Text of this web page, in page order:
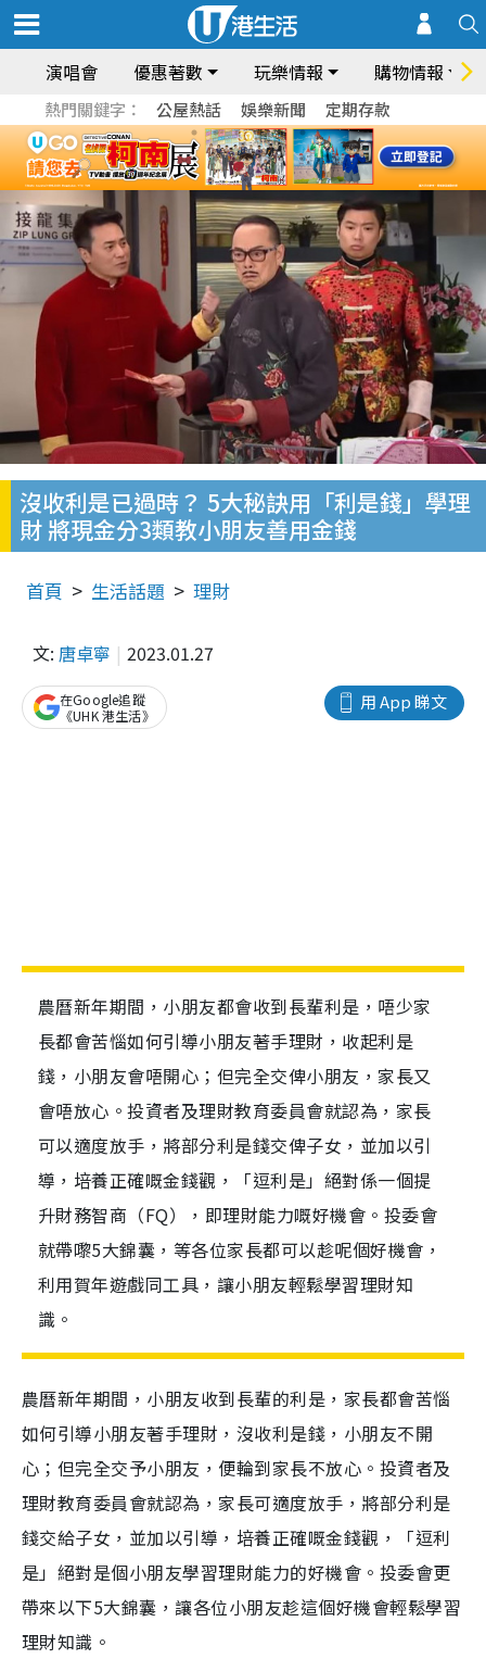
演唱會 優惠著數 玩樂情報 購物情報
熱門關鍵字： 公屋熱話 娛樂新聞 定期存款
沒收利是已過時？ 5大秘訣用「利是錢」學理
財 將現金分3類教小朋友善用金錢
首頁 生活話題 理財
文: 唐卓寧 2023.01.27
用 App 睇文
在Google追蹤
《UHK 港生活》
農曆新年期間，小朋友都會收到長輩利是，唔少家
長都會苦惱如何引導小朋友著手理財，收起利是
錢，小朋友會唔開心；但完全交俾小朋友，家長又
會唔放心。投資者及理財教育委員會就認為，家長
可以適度放手，將部分利是錢交俾子女，並加以引
導，培養正確嘅金錢觀，「逗利是」絕對係一個提
升財務智商（FQ），即理財能力嘅好機會。投委會
就帶嚟5大錦囊，等各位家長都可以趁呢個好機會，
利用賀年遊戲同工具，讓小朋友輕鬆學習理財知
識。
農曆新年期間，小朋友收到長輩的利是，家長都會苦惱
如何引導小朋友著手理財，沒收利是錢，小朋友不開
心；但完全交予小朋友，便輪到家長不放心。投資者及
理財教育委員會就認為，家長可適度放手，將部分利是
錢交給子女，並加以引導，培養正確嘅金錢觀，「逗利
是」絕對是個小朋友學習理財能力的好機會。投委會更
帶來以下5大錦囊，讓各位小朋友趁這個好機會輕鬆學習
理財知識。